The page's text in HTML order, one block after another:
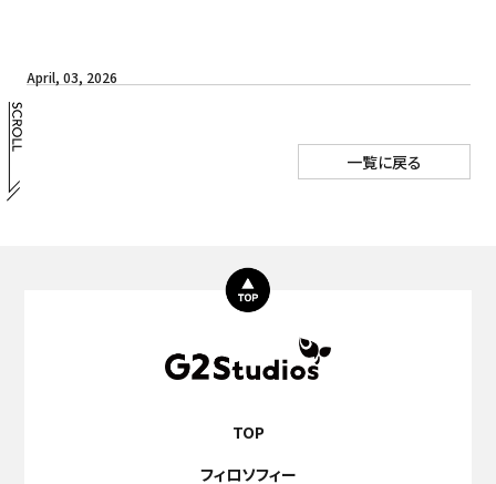
April, 03, 2026
一覧に戻る
TOP
フィロソフィー